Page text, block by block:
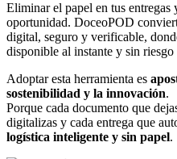
Eliminar el papel en tus entregas
oportunidad. DoceoPOD
digital, seguro y verificable,
disponible al instante y sin riesgo
Adoptar esta herramienta es
sostenibilidad y la innovación.
Porque cada documento que
digitalizas y cada entrega que
logística inteligente y sin papel.